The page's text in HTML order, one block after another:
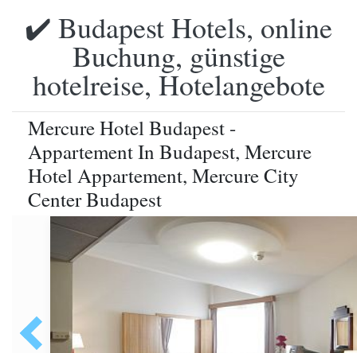
✔️ Budapest Hotels, online
Buchung, günstige
hotelreise, Hotelangebote
Mercure Hotel Budapest -
Appartement In Budapest, Mercure
Hotel Appartement, Mercure City
Center Budapest